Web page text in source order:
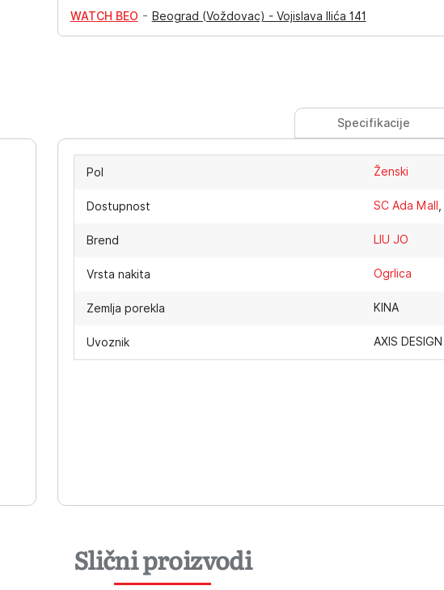
WATCH BEO - Beograd (Voždovac) - Vojislava Ilića 141
Specifikacije
Pol Ženski
Dostupnost SC Ada Mall
Brend LIU JO
Vrsta nakita Ogrlica
Zemlja porekla KINA
Uvoznik AXIS DESIGN
Slični proizvodi